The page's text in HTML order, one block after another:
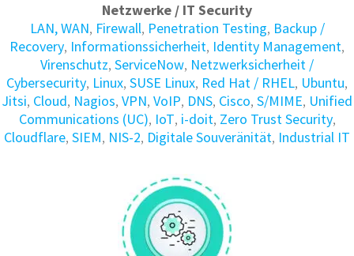
Netzwerke / IT Security
LAN, WAN, Firewall, Penetration Testing, Backup /
Recovery, Informations­sicherheit, Identity Manage­ment,
Virenschutz, ServiceNow, Netzwerksicherheit /
Cybersecurity, Linux, SUSE Linux, Red Hat / RHEL, Ubuntu,
Jitsi, Cloud, Nagios, VPN, VoIP, DNS, Cisco, S/MIME, Unified
Communications (UC), IoT, i-doit, Zero Trust Security,
Cloudflare, SIEM, NIS-2, Digitale Souveränität, Industrial IT